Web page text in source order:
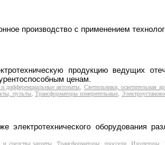
производство с применением
продукцию ведущих
ценам.
дифференциальные автоматы Светильники, осветительная
пульты Трансформаторы измерительные
оборудования
и средства защиты Трансформаторы, дроссели ,Изоляторы